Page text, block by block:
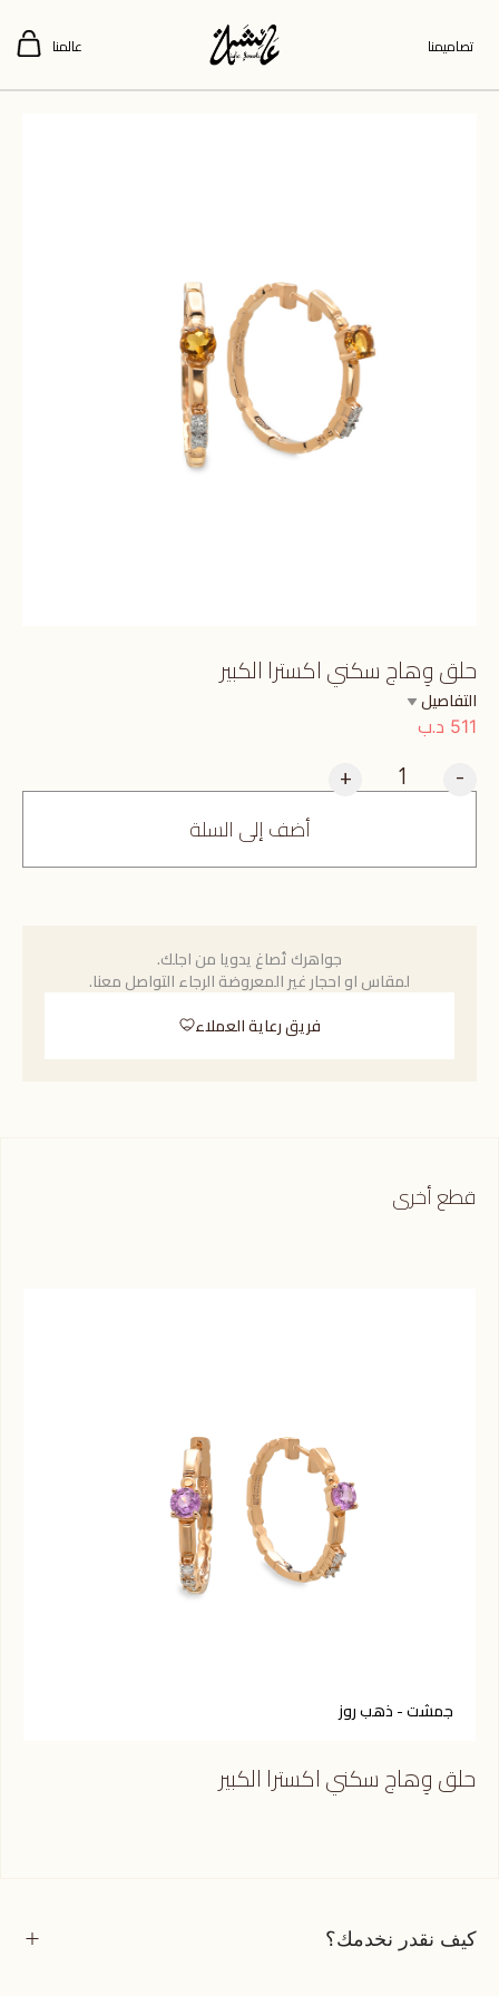
تصاميمنا عالمنا
حلق وِهاج سكني اكسترا الكبير
التفاصيل
511 د.ب
-
+
أضف إلى السلة
جواهرك تُصاغ يدويا من اجلك.
لمقاس او احجار غير المعروضة الرجاء التواصل معنا.
فريق رعاية العملاء
قطع أخرى
جمشت - ذهب روز
حلق وِهاج سكني اكسترا الكبير
كيف نقدر نخدمك؟